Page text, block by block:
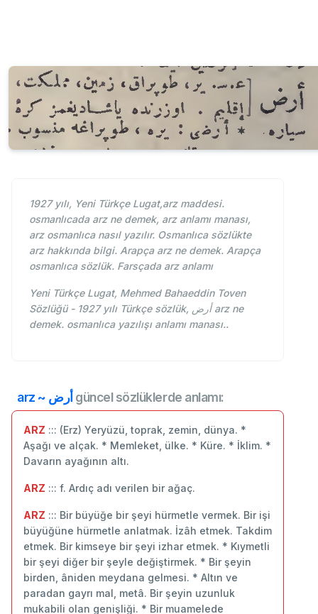
1927 yılı, Yeni Türkçe Lugat,arz maddesi.
osmanlıcada arz ne demek, arz anlamı manası,
arz osmanlıca nasıl yazılır. Osmanlıca sözlükte
arz hakkında bilgi. Arapça arz ne demek. Arapça
osmanlıca sözlük. Farsçada arz anlamı
Yeni Türkçe Lugat, Mehmed Bahaeddin Toven
Sözlüğü - 1927 yılı Türkçe sözlük, أرض arz ne
demek. osmanlıca yazılışı anlamı manası..
arz ~ أرض güncel sözlüklerde anlamı:
ARZ ::: (Erz) Yeryüzü, toprak, zemin, dünya. *
Aşağı ve alçak. * Memleket, ülke. * Küre. * İklim. *
Davarın ayağının altı.
ARZ ::: f. Ardıç adı verilen bir ağaç.
ARZ ::: Bir büyüğe bir şeyi hürmetle vermek. Bir işi
büyüğüne hürmetle anlatmak. İzâh etmek. Takdim
etmek. Bir kimseye bir şeyi izhar etmek. * Kıymetli
bir şeyi diğer bir şeyle değiştirmek. * Bir şeyin
birden, âniden meydana gelmesi. * Altın ve
paradan gayrı mal, metâ. Bir şeyin uzunluk
mukabili olan genişliği. * Bir muamelede